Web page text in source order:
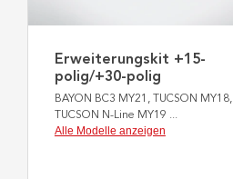
Erweiterungskit +15-
polig/+30-polig
BAYON BC3 MY21, TUCSON MY18,
TUCSON N-Line MY19 ...
Alle Modelle anzeigen